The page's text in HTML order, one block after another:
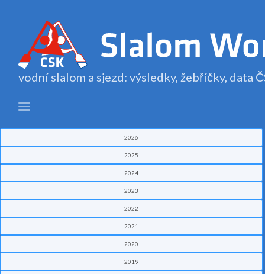
vodní slalom a sjezd: výsledky, žebříčky, data
2026
2025
2024
2023
2022
2021
2020
2019